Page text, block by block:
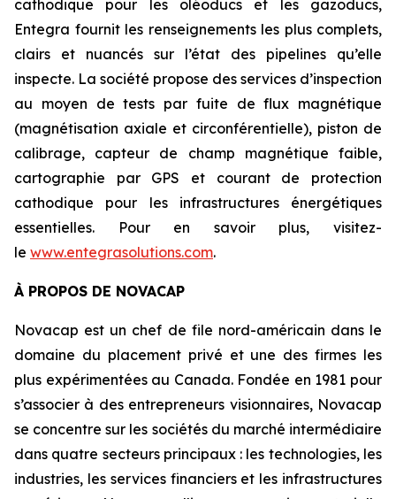
cathodique pour les oléoducs et les gazoducs,
Entegra fournit les renseignements les plus complets,
clairs et nuancés sur l’état des pipelines qu’elle
inspecte. La société propose des services d’inspection
au moyen de tests par fuite de flux magnétique
(magnétisation axiale et circonférentielle), piston de
calibrage, capteur de champ magnétique faible,
cartographie par GPS et courant de protection
cathodique pour les infrastructures énergétiques
essentielles. Pour en savoir plus, visitez-
le www.entegrasolutions.com.
À PROPOS DE NOVACAP
Novacap est un chef de file nord-américain dans le
domaine du placement privé et une des firmes les
plus expérimentées au Canada. Fondée en 1981 pour
s’associer à des entrepreneurs visionnaires, Novacap
se concentre sur les sociétés du marché intermédiaire
dans quatre secteurs principaux : les technologies, les
industries, les services financiers et les infrastructures